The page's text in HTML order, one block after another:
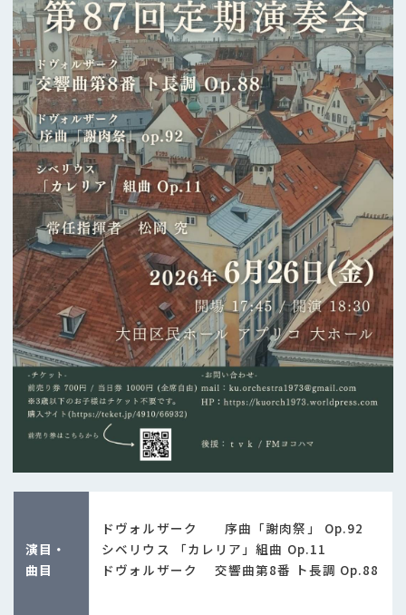
演目・
曲目
ドヴォルザーク 序曲「謝肉祭」 Op.92
シベリウス 「カレリア」組曲 Op.11
ドヴォルザーク 交響曲第8番 ト長調 Op.88